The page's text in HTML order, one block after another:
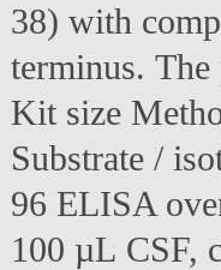
38) with
terminus. The
Kit size
Substrate /
96 ELISA
100 µL CSF,